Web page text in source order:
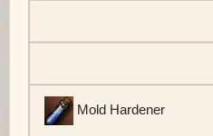
Mold Hardener